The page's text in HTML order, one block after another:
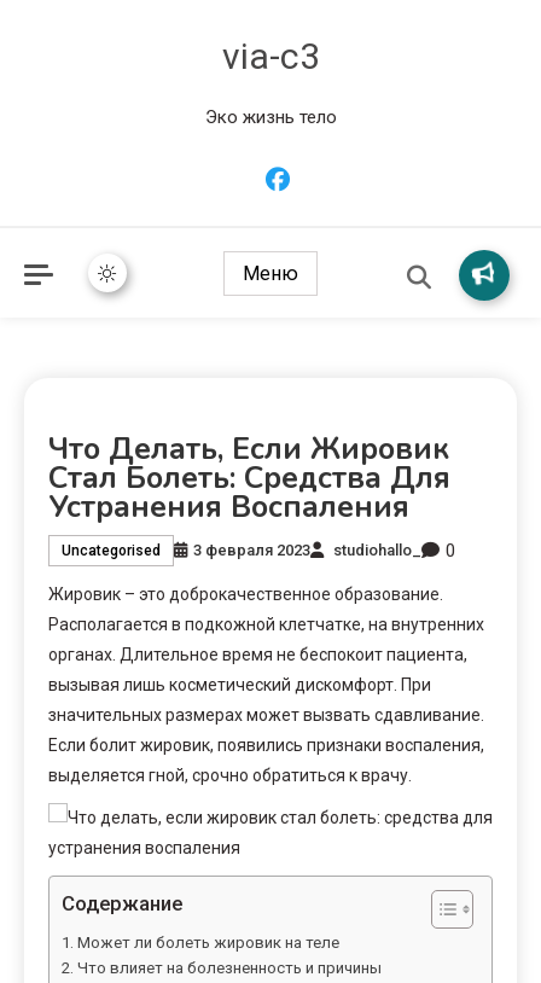
via-c3
Эко жизнь тело
Меню
Что Делать, Если Жировик
Стал Болеть: Средства Для
Устранения Воспаления
Uncategorised 3 февраля 2023 studiohallo_ 0
Жировик – это доброкачественное образование.
Располагается в подкожной клетчатке, на внутренних
органах. Длительное время не беспокоит пациента,
вызывая лишь косметический дискомфорт. При
значительных размерах может вызвать сдавливание.
Если болит жировик, появились признаки воспаления,
выделяется гной, срочно обратиться к врачу.
Содержание
Может ли болеть жировик на теле
Что влияет на болезненность и причины